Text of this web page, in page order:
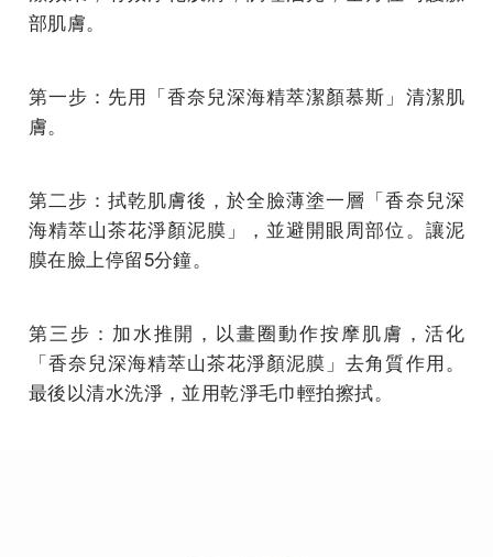
部肌膚。
第一步：先用「香奈兒深海精萃潔顏慕斯」清潔肌
膚。
第二步：拭乾肌膚後，於全臉薄塗一層「香奈兒深
海精萃山茶花淨顏泥膜」，並避開眼周部位。讓泥
膜在臉上停留5分鐘。
第三步：加水推開，以畫圈動作按摩肌膚，活化
「香奈兒深海精萃山茶花淨顏泥膜」去角質作用。
最後以清水洗淨，並用乾淨毛巾輕拍擦拭。